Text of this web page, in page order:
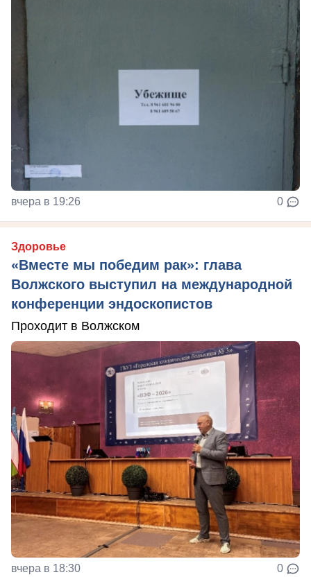
вчера в 19:26 0
Здоровье
«Вместе мы победим рак»: глава
Волжского выступил на международной
конференции эндоскопистов
Проходит в Волжском
вчера в 18:30 0